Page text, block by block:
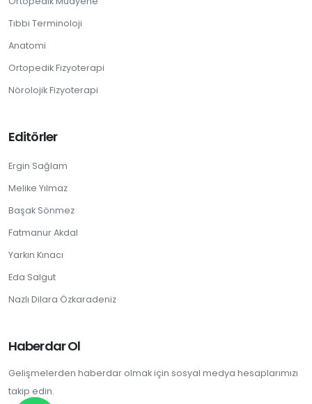
Tıbbi Terminoloji
Anatomi
Ortopedik Fizyoterapi
Nörolojik Fizyoterapi
Editörler
Ergin Sağlam
Melike Yılmaz
Başak Sönmez
Fatmanur Akdal
Yarkın Kınacı
Eda Salgut
Nazlı Dilara Özkaradeniz
Haberdar Ol
Gelişmelerden haberdar olmak için sosyal medya hesaplarımızı
takip edin.